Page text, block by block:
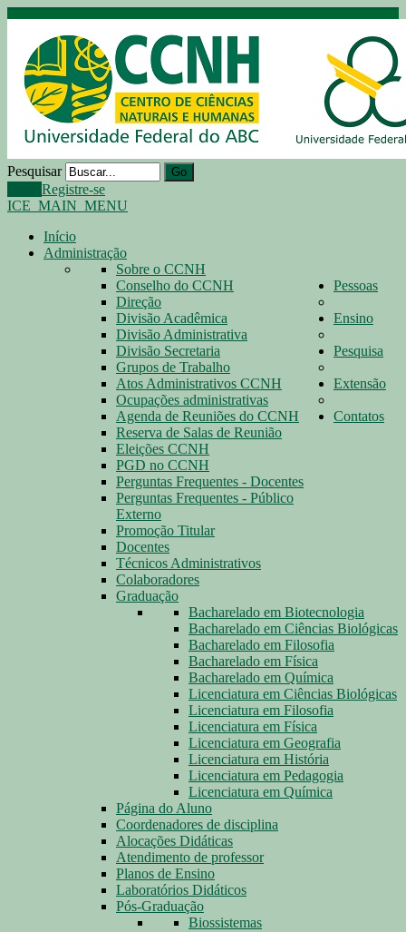
Pesquisar Go
Registre-se
ICE_MAIN_MENU
Início
Administração
Sobre o CCNH
Conselho do CCNH
Direção
Divisão Acadêmica
Divisão Administrativa
Divisão Secretaria
Grupos de Trabalho
Atos Administrativos CCNH
Ocupações administrativas
Agenda de Reuniões do CCNH
Reserva de Salas de Reunião
Eleições CCNH
PGD no CCNH
Perguntas Frequentes - Docentes
Perguntas Frequentes - Público
Externo
Promoção Titular
Pessoas
Docentes
Técnicos Administrativos
Colaboradores
Ensino
Graduação
Bacharelado em Biotecnologia
Bacharelado em Ciências Biológicas
Bacharelado em Filosofia
Bacharelado em Física
Bacharelado em Química
Licenciatura em Ciências Biológicas
Licenciatura em Filosofia
Licenciatura em Física
Licenciatura em Geografia
Licenciatura em História
Licenciatura em Pedagogia
Licenciatura em Química
Página do Aluno
Coordenadores de disciplina
Alocações Didáticas
Atendimento de professor
Planos de Ensino
Laboratórios Didáticos
Pós-Graduação
Biossistemas
Pesquisa
Extensão
Contatos